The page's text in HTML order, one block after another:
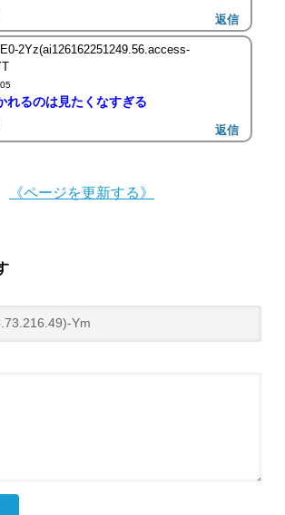
返信
2Yz(ai126162251249.56.access-
れるのは見たくなすぎる
返信
《ページを更新する》